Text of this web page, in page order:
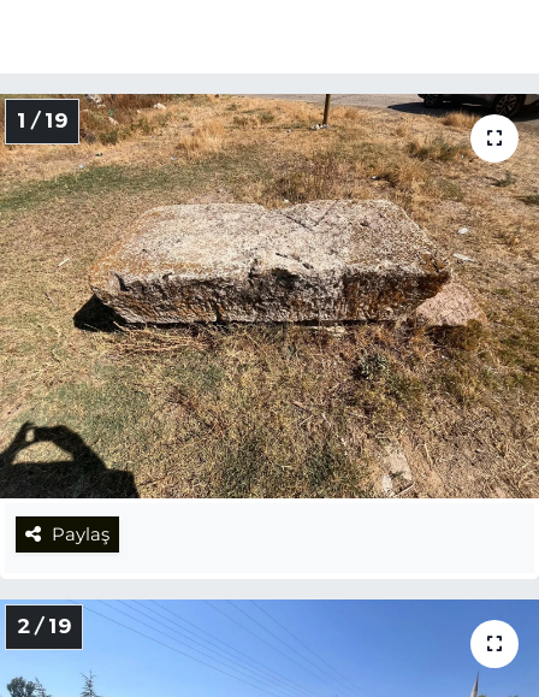
1 / 19
Paylaş
2 / 19